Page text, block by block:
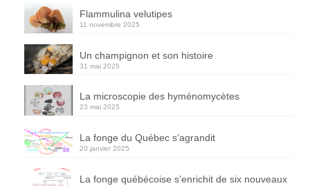
Flammulina velutipes
11 novembre 2025
Un champignon et son histoire
31 mai 2025
La microscopie des hyménomycètes
23 mai 2025
La fonge du Québec s’agrandit
20 janvier 2025
La fonge québécoise s’enrichit de six nouveaux